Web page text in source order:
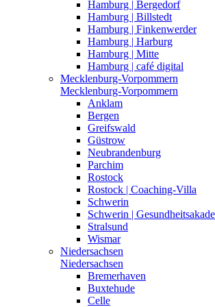
Hamburg | Bergedorf
Hamburg | Billstedt
Hamburg | Finkenwerder
Hamburg | Harburg
Hamburg | Mitte
Hamburg | café digital
Mecklenburg-Vorpommern
Mecklenburg-Vorpommern
Anklam
Bergen
Greifswald
Güstrow
Neubrandenburg
Parchim
Rostock
Rostock | Coaching-Villa
Schwerin
Schwerin |
Stralsund
Wismar
Niedersachsen
Niedersachsen
Bremerhaven
Buxtehude
Celle